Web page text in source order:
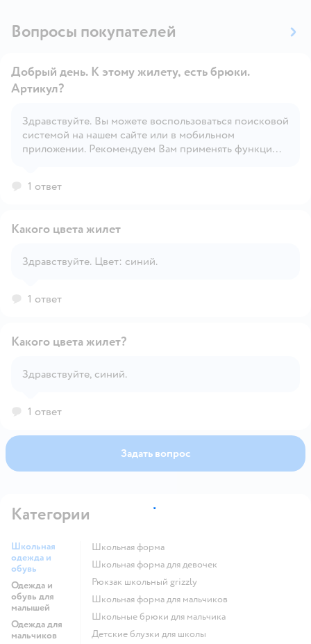
Вопросы покупателей
Открыть вопрос
Добрый день. К этому жилету, есть брюки.
Артикул?
Здравствуйте. Вы можете воспользоваться поисковой
системой на нашем сайте или в мобильном
приложении. Рекомендуем Вам применять функцию
1 ответ
Открыть вопрос
Какого цвета жилет
Здравствуйте. Цвет: синий.
1 ответ
Какого цвета жилет?
Здравствуйте, синий.
1 ответ
Задать вопрос
Категории
Школьная
одежда и
обувь
Одежда и
обувь для
малышей
Одежда для
мальчиков
Школьная форма
Школьная форма для девочек
Рюкзак школьный grizzly
Школьная форма для мальчиков
Школьные брюки для мальчика
Детские блузки для школы